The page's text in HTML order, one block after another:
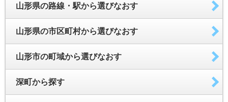
山形県の路線・駅から選びなおす
山形県の市区町村から選びなおす
山形市の町域から選びなおす
深町から探す